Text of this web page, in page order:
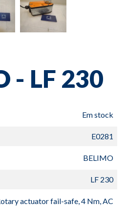
- LF 230
Em stock
E0281
BELIMO
LF 230
actuator fail-safe, 4 Nm, AC